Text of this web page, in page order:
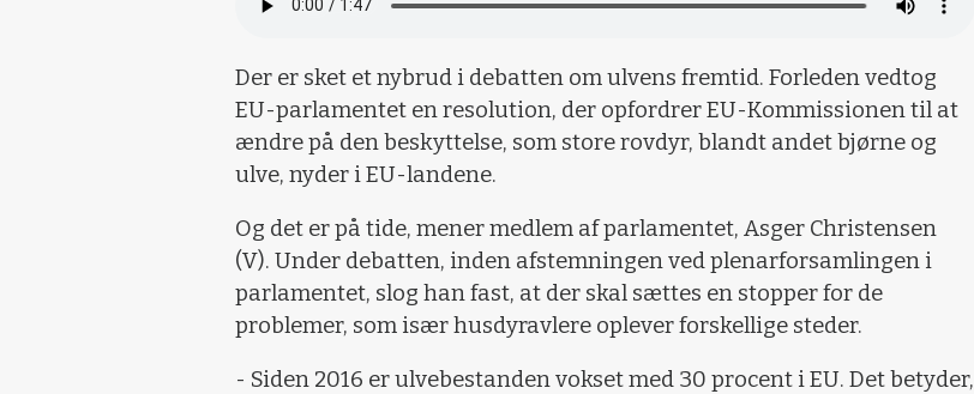
Der er sket et nybrud i debatten om ulvens fremtid. Forleden vedtog
EU-parlamentet en resolution, der opfordrer EU-Kommissionen til at
ændre på den beskyttelse, som store rovdyr, blandt andet bjørne og
ulve, nyder i EU-landene.
Og det er på tide, mener medlem af parlamentet, Asger Christensen
(V). Under debatten, inden afstemningen ved plenarforsamlingen i
parlamentet, slog han fast, at der skal sættes en stopper for de
problemer, som især husdyravlere oplever forskellige steder.
- Siden 2016 er ulvebestanden vokset med 30 procent i EU. Det betyder,